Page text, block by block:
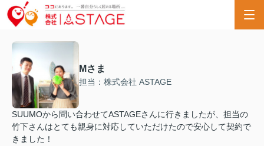
Mさま
担当：株式会社 ASTAGE
SUUMOから問い合わせてASTAGEさんに行きましたが、担当の
竹下さんはとても親身に対応していただけたので安心して契約で
きました！